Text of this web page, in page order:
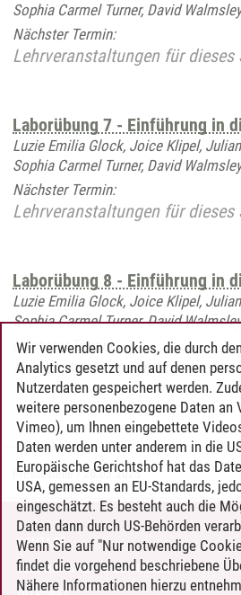
Sophia Carmel Turner, David Walmsley
Nächster Termin:
Lehrveranstaltungen für dieses
Laborübung 7 - Einführung in
Luzie Emilia Glock, Joice Klipel,
Sophia Carmel Turner, David Walmsley
Nächster Termin:
Lehrveranstaltungen für dieses
Laborübung 8 - Einführung in
Luzie Emilia Glock, Joice Klipel,
Sophia Carmel Turner, David Walmsley
Nächster Termin:
Lehrveranstaltungen für dieses
Pressestelle/26.05.2025
KONTAKT
LEUPHANA ALS ARBEITGEBER
Wir verwenden Cookies, die durch
Analytics gesetzt und auf denen
Nutzerdaten gespeichert werden.
weitere personenbezogene Daten an
Vimeo), um Ihnen eingebettete
Daten werden unter anderem in die
Europäische Gerichtshof hat das
USA, gemessen an EU-Standards,
eingeschätzt. Es besteht auch die
Daten dann durch US-Behörden
Wenn Sie auf "Nur notwendige
findet die vorgehend beschriebene
Nähere Informationen hierzu